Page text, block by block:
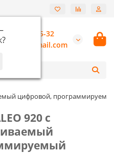
?
(913) 987-55-32
цифровой,
920 с